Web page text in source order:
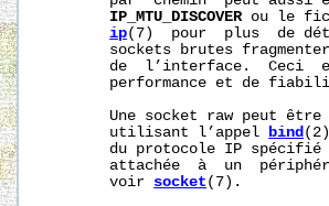
IP_MTU_DISCOVER ou le
ip(7)  pour  plus  de
sockets brutes
de  l’interface.  Ceci
performance et de
Une socket raw peut
       utilisant l’appel
bind
du protocole IP
attachée  à  un
       voir
socket (7).